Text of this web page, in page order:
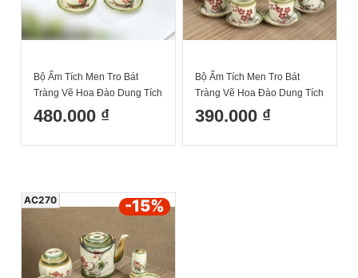
Bộ Ấm Tích Men Tro Bát
Tràng Vẽ Hoa Đào Dung Tích
1.5L
480.000 ₫
Bộ Ấm Tích Men Tro Bát
Tràng Vẽ Hoa Đào Dung Tích
0.75L
390.000 ₫
AC270 -15%